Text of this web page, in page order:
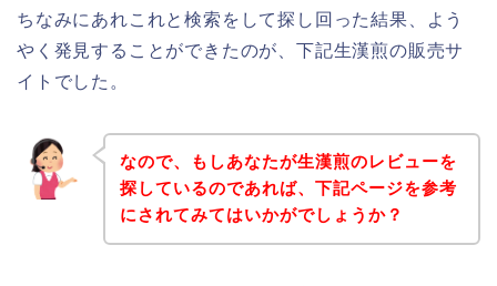
ちなみにあれこれと検索をして探し回った結果、よう
やく発見することができたのが、下記生漢煎の販売サ
イトでした。
なので、もしあなたが生漢煎のレビューを
探しているのであれば、下記ページを参考
にされてみてはいかがでしょうか？